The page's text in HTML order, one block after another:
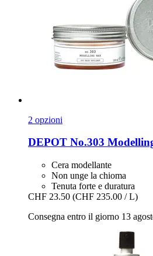
2 opzioni
DEPOT No.303
Cera modellante
Non unge la chioma
Tenuta forte e duratura
CHF 23.50 (CHF 235.00 / L)
Consegna entro il giorno 13